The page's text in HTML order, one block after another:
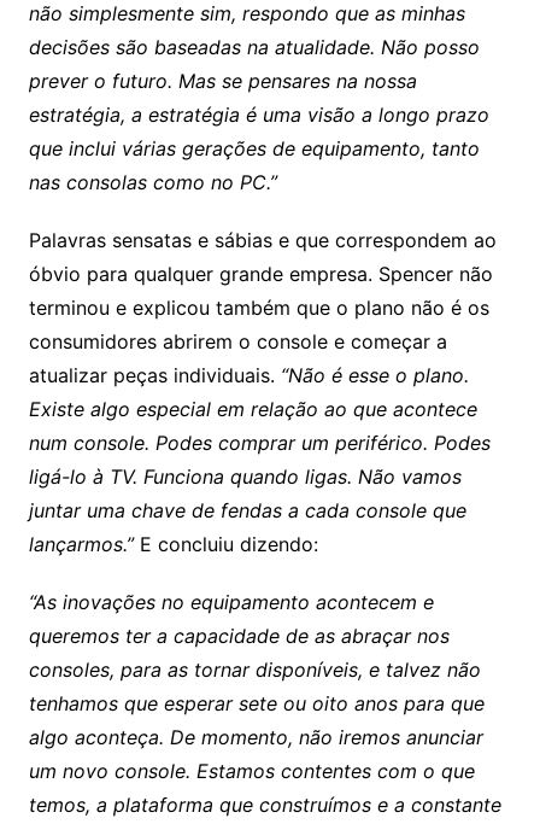
não simplesmente sim, respondo que as minhas
decisões são baseadas na atualidade. Não posso
prever o futuro. Mas se pensares na nossa
estratégia, a estratégia é uma visão a longo prazo
que inclui várias gerações de equipamento, tanto
nas consolas como no PC.”
Palavras sensatas e sábias e que correspondem ao
óbvio para qualquer grande empresa. Spencer não
terminou e explicou também que o plano não é os
consumidores abrirem o console e começar a
atualizar peças individuais. “Não é esse o plano.
Existe algo especial em relação ao que acontece
num console. Podes comprar um periférico. Podes
ligá-lo à TV. Funciona quando ligas. Não vamos
juntar uma chave de fendas a cada console que
lançarmos.” E concluiu dizendo:
“As inovações no equipamento acontecem e
queremos ter a capacidade de as abraçar nos
consoles, para as tornar disponíveis, e talvez não
tenhamos que esperar sete ou oito anos para que
algo aconteça. De momento, não iremos anunciar
um novo console. Estamos contentes com o que
temos, a plataforma que construímos e a constante